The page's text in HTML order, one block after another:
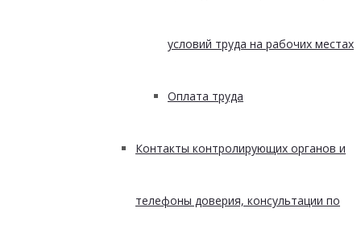
условий труда на рабочих местах
Оплата труда
Контакты контролирующих органов и
телефоны доверия, консультации по